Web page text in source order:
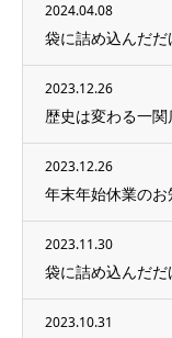
2024.04.08
袋に詰め込んだだ
2023.12.26
歴史は変わる一
2023.12.26
年末年始休業のお
2023.11.30
袋に詰め込んだだ
2023.10.31